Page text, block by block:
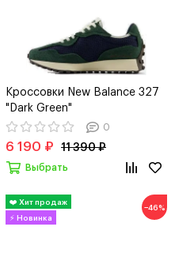
Кроссовки New Balance 327
"Dark Green"
0
6 190 ₽ 11 390 ₽
Выбрать
−46%